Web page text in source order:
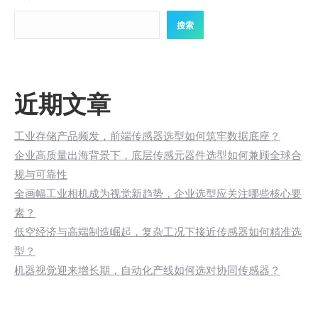
搜索
近期文章
工业存储产品频发，前端传感器选型如何筑牢数据底座？
企业高质量出海背景下，底层传感元器件选型如何兼顾全球合
规与可靠性
全画幅工业相机成为视觉新趋势，企业选型应关注哪些核心要
素？
低空经济与高端制造崛起，复杂工况下接近传感器如何精准选
型？
机器视觉迎来增长期，自动化产线如何选对协同传感器？